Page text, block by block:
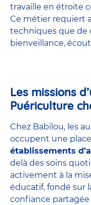
travaille en étroite
Ce métier requiert
techniques que de
bienveillance,
Les missions
Puériculture
Chez Babilou, les
occupent une
établissements
delà des soins
activement à la
éducatif, fondé sur
confiance partagée